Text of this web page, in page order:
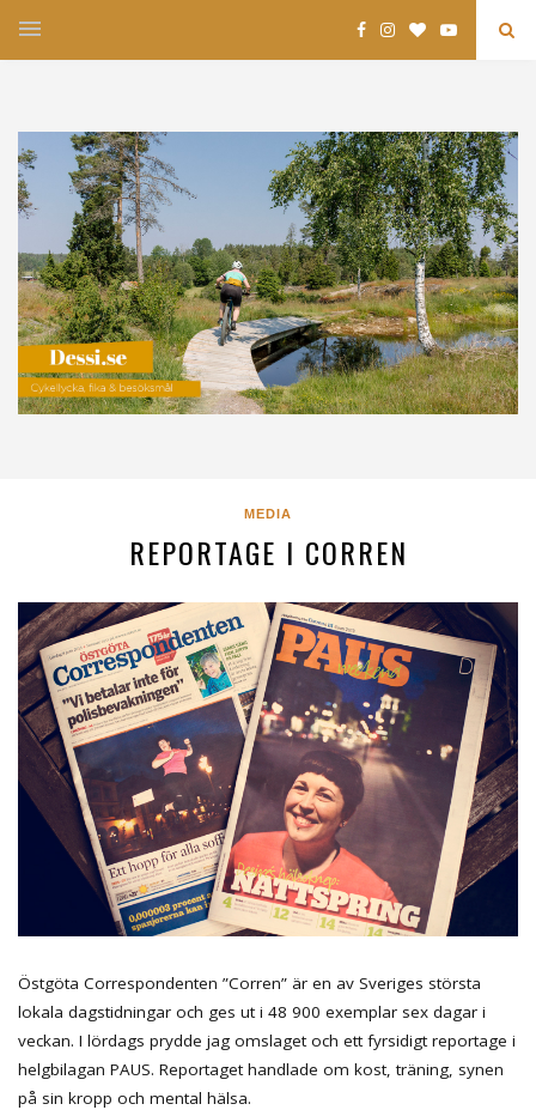
MEDIA
REPORTAGE I CORREN
Östgöta Correspondenten ”Corren” är en av Sveriges största
lokala dagstidningar och ges ut i 48 900 exemplar sex dagar i
veckan. I lördags prydde jag omslaget och ett fyrsidigt reportage i
helgbilagan PAUS. Reportaget handlade om kost, träning, synen
på sin kropp och mental hälsa.